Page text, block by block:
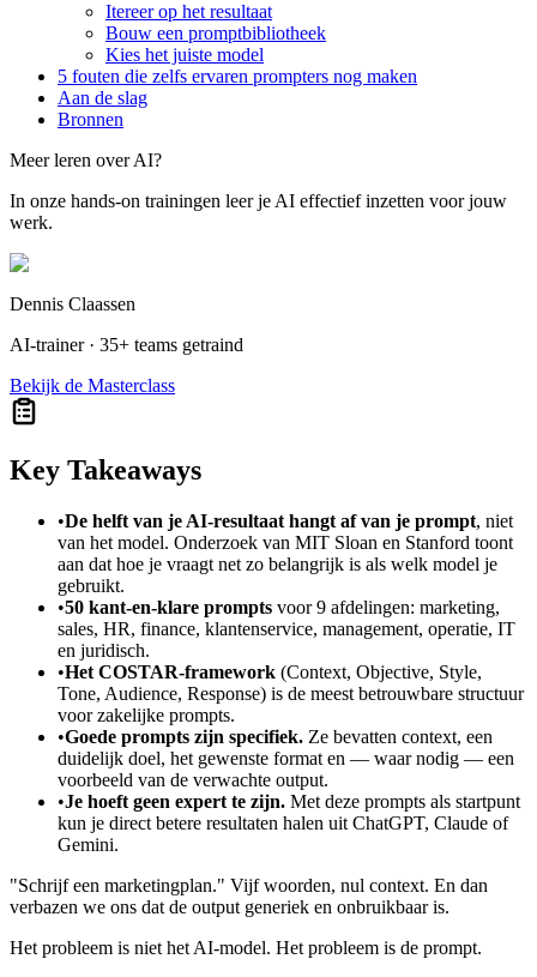
Itereer op het resultaat
Bouw een promptbibliotheek
Kies het juiste model
5 fouten die zelfs ervaren prompters nog maken
Aan de slag
Bronnen
Meer leren over AI?
In onze hands-on trainingen leer je AI effectief inzetten voor jouw
werk.
Dennis Claassen
AI-trainer · 35+ teams getraind
Bekijk de Masterclass
Key Takeaways
•De helft van je AI-resultaat hangt af van je prompt, niet
van het model. Onderzoek van MIT Sloan en Stanford toont
aan dat hoe je vraagt net zo belangrijk is als welk model je
gebruikt.
•50 kant-en-klare prompts voor 9 afdelingen: marketing,
sales, HR, finance, klantenservice, management, operatie, IT
en juridisch.
•Het COSTAR-framework (Context, Objective, Style,
Tone, Audience, Response) is de meest betrouwbare structuur
voor zakelijke prompts.
•Goede prompts zijn specifiek. Ze bevatten context, een
duidelijk doel, het gewenste format en — waar nodig — een
voorbeeld van de verwachte output.
•Je hoeft geen expert te zijn. Met deze prompts als startpunt
kun je direct betere resultaten halen uit ChatGPT, Claude of
Gemini.
"Schrijf een marketingplan." Vijf woorden, nul context. En dan
verbazen we ons dat de output generiek en onbruikbaar is.
Het probleem is niet het AI-model. Het probleem is de prompt.